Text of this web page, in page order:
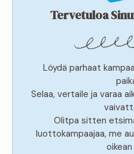
Tervetuloa
Löydä parhaat
Selaa, vertaile ja varaa
Olitpa sitten
luottokampaajaa, me